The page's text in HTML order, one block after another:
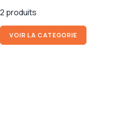
2 produits
VOIR LA CATEGORIE